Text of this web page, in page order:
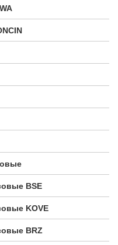
BSE
KOVE
BRZ